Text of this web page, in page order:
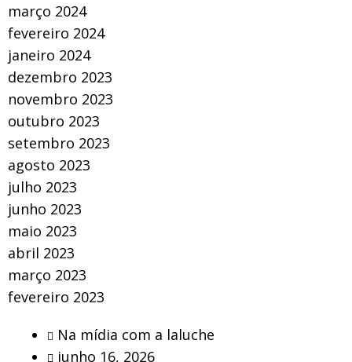
março 2024
fevereiro 2024
janeiro 2024
dezembro 2023
novembro 2023
outubro 2023
setembro 2023
agosto 2023
julho 2023
junho 2023
maio 2023
abril 2023
março 2023
fevereiro 2023
Na mídia com a laluche
junho 16, 2026